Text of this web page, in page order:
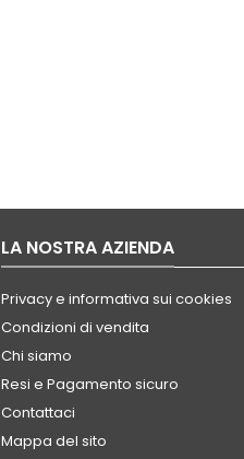
LA NOSTRA AZIENDA
Privacy e informativa sui cookies
Condizioni di vendita
Chi siamo
Resi e Pagamento sicuro
Contattaci
Mappa del sito